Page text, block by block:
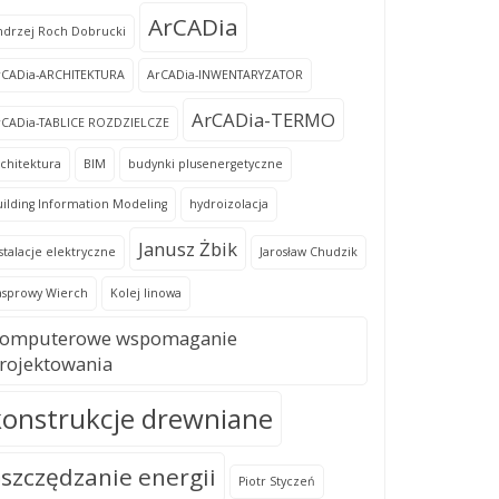
Roch Dobrucki ArCADia
ARCHITEKTURA ArCADia-INWENTARYZATOR
TABLICE ROZDZIELCZE ArCADia-TERMO
BIM budynki plusenergetyczne
Information Modeling hydroizolacja
elektryczne Janusz Żbik Jarosław Chudzik
Wierch Kolej linowa
wspomaganie
drewniane
energii Piotr Styczeń